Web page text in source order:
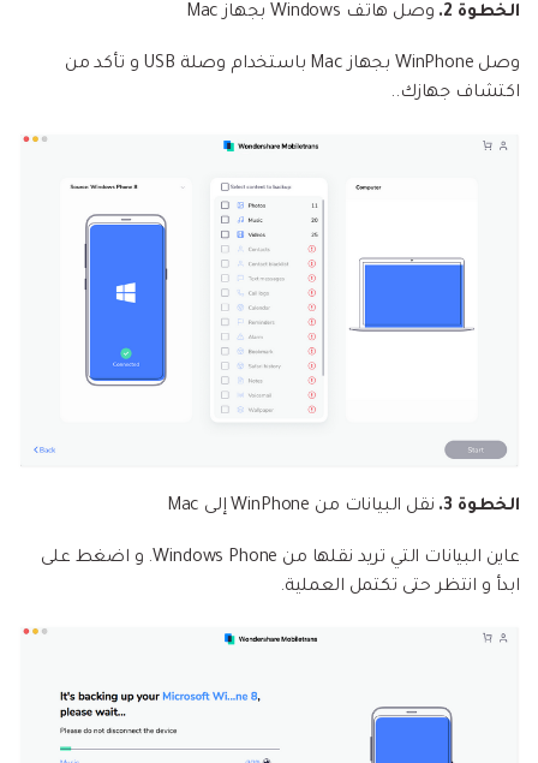
الخطوة 2. وصل هاتف Windows بجهاز Mac
وصل WinPhone بجهاز Mac باستخدام وصلة USB و تأكد من
اكتشاف جهازك..
الخطوة 3. نقل البيانات من WinPhone إلى Mac
عاين البيانات التي تريد نقلها من Windows Phone. و اضغط على
ابدأ و انتظر حتى تكتمل العملية.